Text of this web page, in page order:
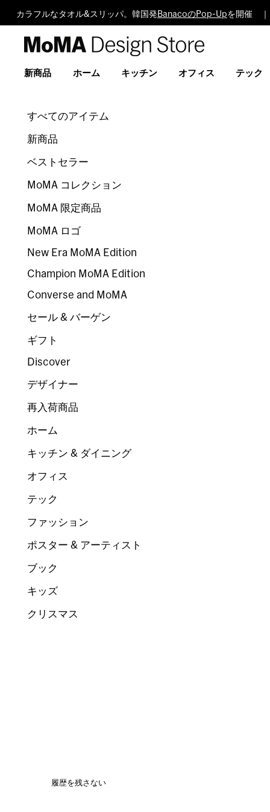
カラフルなタオル&スリッパ。韓国発 BanacoのPop-Upを開催
Design
新商品 ホーム キッチン オフィス テック
すべてのアイテム
新商品
ベストセラー
MoMA コレクション
MoMA 限定商品
MoMA ロゴ
New Era MoMA Edition
Champion MoMA Edition
Converse and MoMA
セール & バーゲン
ギフト
Discover
デザイナー
再入荷商品
ホーム
キッチン & ダイニング
オフィス
テック
ファッション
ポスター & アーティスト
ブック
キッズ
クリスマス
履歴を残さない